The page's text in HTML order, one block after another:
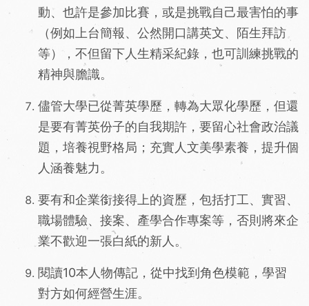
動、也許是參加比賽，或是挑戰自己最害怕的事
（例如上台簡報、公然開口講英文、陌生拜訪
等），不但留下人生精采紀錄，也可訓練挑戰的
精神與膽識。
儘管大學已從菁英學歷，轉為大眾化學歷，但還
是要有菁英份子的自我期許，要留心社會政治議
題，培養視野格局；充實人文美學素養，提升個
人涵養魅力。
要有和企業銜接得上的資歷，包括打工、實習、
職場體驗、接案、產學合作專案等，否則將來企
業不歡迎一張白紙的新人。
閱讀10本人物傳記，從中找到角色模範，學習
對方如何經營生涯。